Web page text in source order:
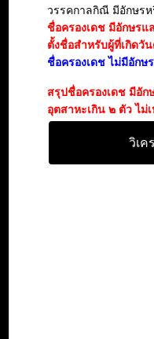
วรรคกาลกิณี มีอักษร
ชื่อครองเดช มีอักษร
ตั้งชื่อสำหรับผู้ที่เกิดวั
ชื่อครองเดช ไม่มีอัก
สรุปชื่อครองเดช มีอั
อุตสาหะเกิน ๒ ตัว ไม่
วิเค